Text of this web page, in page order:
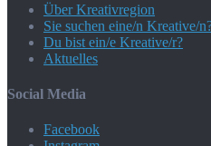
Über Kreativregion
Sie suchen eine/n Kreative/
Du bist ein/e Kreative/r?
Aktuelles
Social Media
Facebook